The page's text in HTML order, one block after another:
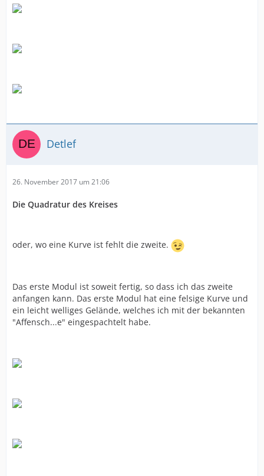
Detlef
26. November 2017 um 21:06
Die Quadratur des Kreises
oder, wo eine Kurve ist fehlt die zweite.
Das erste Modul ist soweit fertig, so dass ich das zweite
anfangen kann. Das erste Modul hat eine felsige Kurve und
ein leicht welliges Gelände, welches ich mit der bekannten
"Affensch...e" eingespachtelt habe.